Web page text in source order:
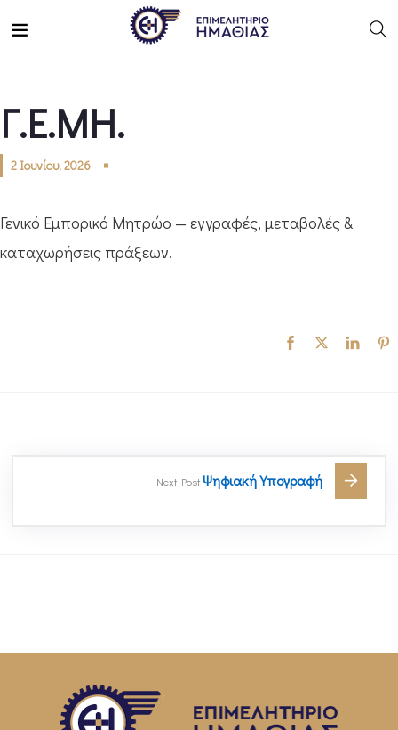
Γ.Ε.ΜΗ.
2 Ιουνίου, 2026
Γενικό Εμπορικό Μητρώο — εγγραφές, μεταβολές &
καταχωρήσεις πράξεων.
Next PostΨηφιακή Υπογραφή